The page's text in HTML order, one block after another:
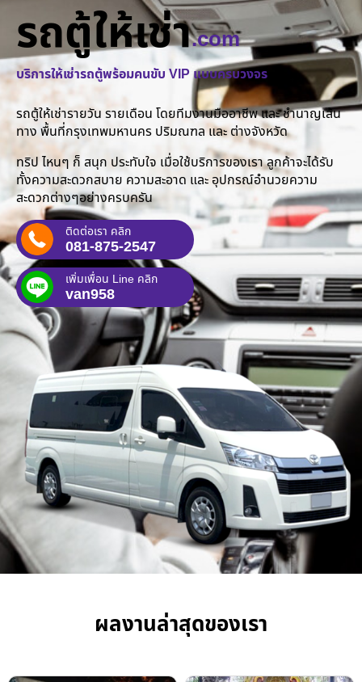
รถตู้ให้เช่า.com
บริการให้เช่ารถตู้พร้อมคนขับ VIP แบบครบวงจร
รถตู้ให้เช่ารายวัน รายเดือน โดยทีมงานมืออาชีพ และ ชำนาญเส้น
ทาง พื้นที่กรุงเทพมหานคร ปริมณฑล และ ต่างจังหวัด
ทริป ไหนๆ ก็ สนุก ประทับใจ เมื่อใช้บริการของเรา ลูกค้าจะได้รับ
ทั้งความสะดวกสบาย ความสะอาด และ อุปกรณ์อำนวยความ
สะดวกต่างๆอย่างครบครัน
ติดต่อเรา คลิก
081-875-2547
เพิ่มเพื่อน Line คลิก
van958
ผลงานล่าสุดของเรา